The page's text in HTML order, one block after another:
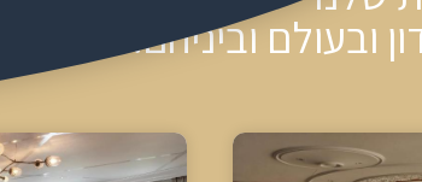
ובעולם וביניהם: